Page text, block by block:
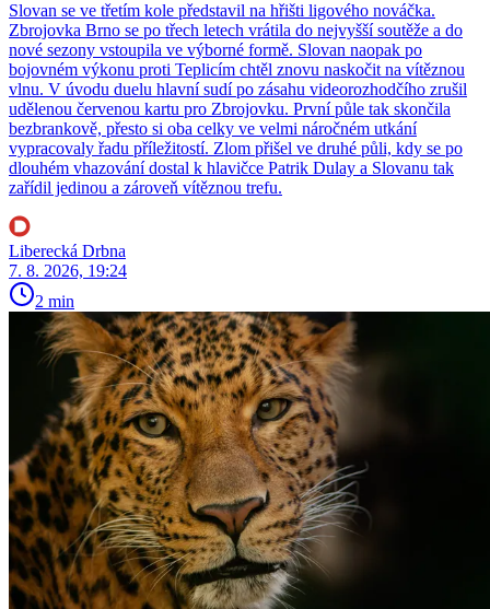
Slovan se ve třetím kole představil na hřišti ligového nováčka.
Zbrojovka Brno se po třech letech vrátila do nejvyšší soutěže a do
nové sezony vstoupila ve výborné formě. Slovan naopak po
bojovném výkonu proti Teplicím chtěl znovu naskočit na vítěznou
vlnu. V úvodu duelu hlavní sudí po zásahu videorozhodčího zrušil
udělenou červenou kartu pro Zbrojovku. První půle tak skončila
bezbrankově, přesto si oba celky ve velmi náročném utkání
vypracovaly řadu příležitostí. Zlom přišel ve druhé půli, kdy se po
dlouhém vhazování dostal k hlavičce Patrik Dulay a Slovanu tak
zařídil jedinou a zároveň vítěznou trefu.
Liberecká Drbna
7. 8. 2026, 19:24
2 min